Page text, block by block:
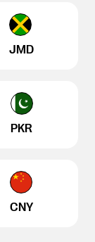
JMD
PKR
CNY